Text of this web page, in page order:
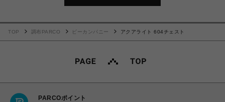
TOP 調布PARCO ビーカンパニー アクアライト 604チェスト
PARCOポイント